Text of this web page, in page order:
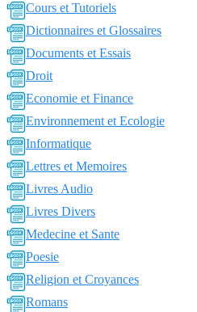
Cours et Tutoriels
Dictionnaires et Glossaires
Documents et Essais
Droit
Economie et Finance
Environnement et Ecologie
Informatique
Lettres et Memoires
Livres Audio
Livres Divers
Medecine et Sante
Poesie
Religion et Croyances
Romans